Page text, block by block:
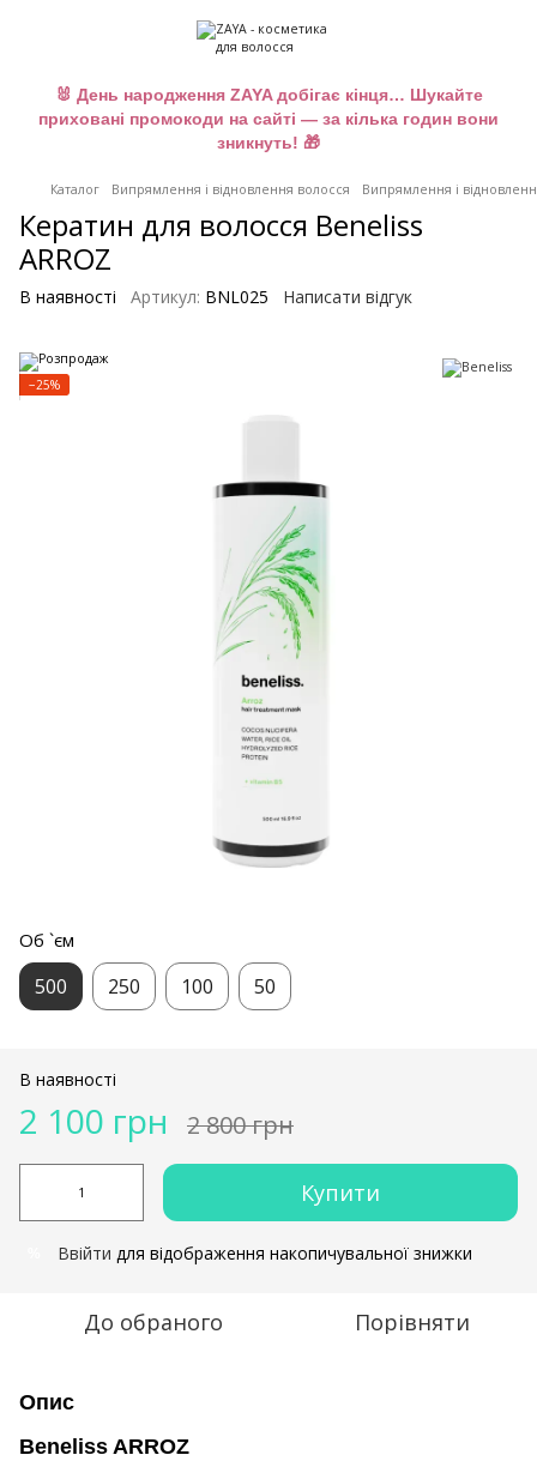
🐰 День народження ZAYA добігає кінця… Шукайте
приховані промокоди на сайті — за кілька годин вони
зникнуть! 🎁
Каталог Випрямлення і відновлення волосся Випрямлення і
Кератин для волосся Beneliss
ARROZ
В наявності Артикул: BNL025 Написати відгук
−25%
Об `єм
500 250 100 50
В наявності
2 100 грн 2 800 грн
Купити
Ввійти для відображення накопичувальної знижки
До обраного Порівняти
Опис
Beneliss ARROZ